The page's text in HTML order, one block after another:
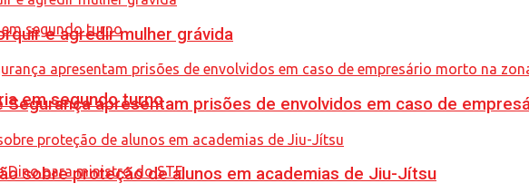
em segundo turno
e agredir mulher grávida
Segurança apresentam prisões de envolvidos em caso de
sobre proteção de alunos em academias de Jiu-Jítsu